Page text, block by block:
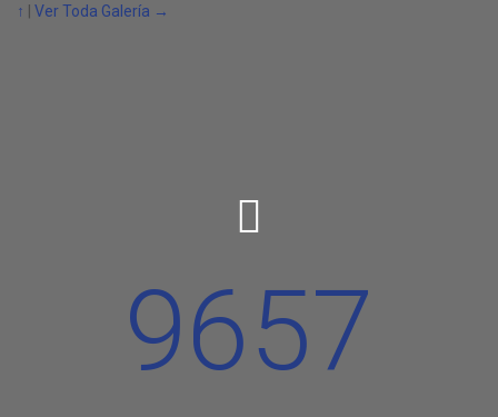
↑ Ver Toda Galería →

9657